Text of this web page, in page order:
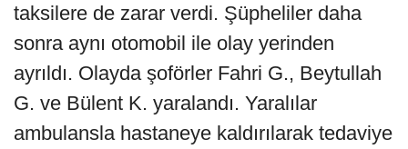
taksilere de zarar verdi. Şüpheliler daha
sonra aynı otomobil ile olay yerinden
ayrıldı. Olayda şoförler Fahri G., Beytullah
G. ve Bülent K. yaralandı. Yaralılar
ambulansla hastaneye kaldırılarak tedaviye